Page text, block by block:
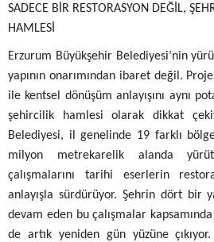
SADECE BİR RESTORASYON DEĞİL,
HAMLESİ
Erzurum Büyükşehir Belediyesi’nin
yapının onarımından ibaret değil.
ile kentsel dönüşüm anlayışını aynı
şehircilik hamlesi olarak dikkat
Belediyesi, il genelinde 19 farklı
milyon metrekarelik alanda
çalışmalarını tarihi eserlerin
anlayışla sürdürüyor. Şehrin dört bir
devam eden bu çalışmalar
de artık yeniden gün yüzüne çıkıyor.